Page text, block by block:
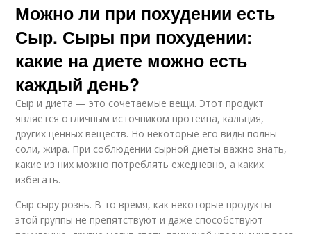
Можно ли при похудении есть
Сыр. Сыры при похудении:
какие на диете можно есть
каждый день?
Сыр и диета — это сочетаемые вещи. Этот продукт
является отличным источником протеина, кальция,
других ценных веществ. Но некоторые его виды полны
соли, жира. При соблюдении сырной диеты важно знать,
какие из них можно потреблять ежедневно, а каких
избегать.
Сыр сыру рознь. В то время, как некоторые продукты
этой группы не препятствуют и даже способствуют